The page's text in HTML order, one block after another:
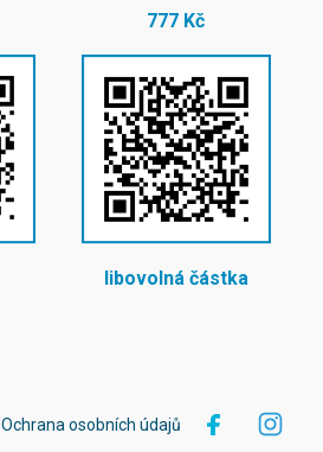
777 Kč
libovolná částka
Ochrana osobních údajů